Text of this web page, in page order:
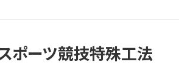
ポーツ競技特殊工法